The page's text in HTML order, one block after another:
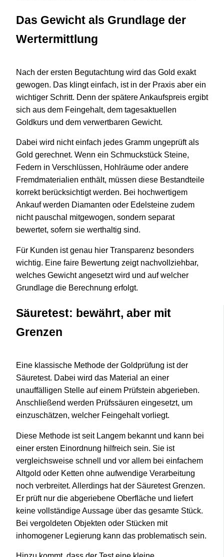
Das Gewicht als Grundlage der
Wertermittlung
Nach der ersten Begutachtung wird das Gold exakt
gewogen. Das klingt einfach, ist in der Praxis aber ein
wichtiger Schritt. Denn der spätere Ankaufspreis ergibt
sich aus dem Feingehalt, dem tagesaktuellen
Goldkurs und dem verwertbaren Gewicht.
Dabei wird nicht einfach jedes Gramm ungeprüft als
Gold gerechnet. Wenn ein Schmuckstück Steine,
Federn in Verschlüssen, Hohlräume oder andere
Fremdmaterialien enthält, müssen diese Bestandteile
korrekt berücksichtigt werden. Bei hochwertigem
Ankauf werden Diamanten oder Edelsteine zudem
nicht pauschal mitgewogen, sondern separat
bewertet, sofern sie werthaltig sind.
Für Kunden ist genau hier Transparenz besonders
wichtig. Eine faire Bewertung zeigt nachvollziehbar,
welches Gewicht angesetzt wird und auf welcher
Grundlage die Berechnung erfolgt.
Säuretest: bewährt, aber mit
Grenzen
Eine klassische Methode der Goldprüfung ist der
Säuretest. Dabei wird das Material an einer
unauffälligen Stelle auf einem Prüfstein abgerieben.
Anschließend werden Prüfssäuren eingesetzt, um
einzuschätzen, welcher Feingehalt vorliegt.
Diese Methode ist seit Langem bekannt und kann bei
einer ersten Einordnung hilfreich sein. Sie ist
vergleichsweise schnell und vor allem bei einfachem
Altgold oder Ketten ohne aufwendige Verarbeitung
noch verbreitet. Allerdings hat der Säuretest Grenzen.
Er prüft nur die abgeriebene Oberfläche und liefert
keine vollständige Aussage über das gesamte Stück.
Bei vergoldeten Objekten oder Stücken mit
inhomogener Legierung kann das problematisch sein.